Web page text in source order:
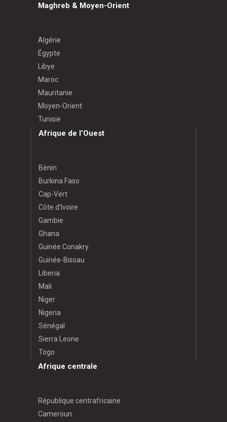
Maghreb & Moyen-Orient
Algérie
Égypte
Libye
Maroc
Mauritanie
Moyen-Orient
Tunisie
Afrique de l’Ouest
Bénin
Burkina Faso
Cap-Vert
Côte d’Ivoire
Gambie
Ghana
Guinée Conakry
Guinée-Bissau
Liberia
Mali
Niger
Nigeria
Sénégal
Sierra Leone
Togo
Afrique centrale
République centrafricaine
Cameroun